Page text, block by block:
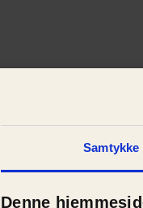
Samtykke
Denne